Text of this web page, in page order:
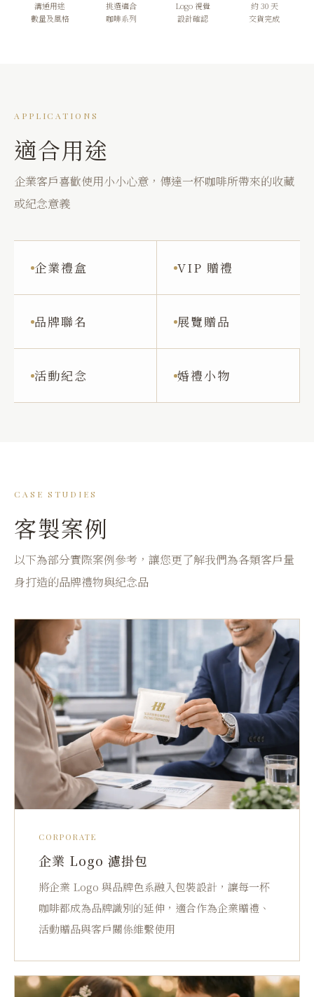
溝通用途
數量及風格
挑選適合
咖啡系列
Logo 視覺
設計確認
約 30 天
交貨完成
APPLICATIONS
適合用途
企業客戶喜歡使用小小心意，傳達一杯咖啡所帶來的收藏
或紀念意義
企業禮盒 VIP 贈禮
品牌聯名 展覽贈品
活動紀念 婚禮小物
CASE STUDIES
客製案例
以下為部分實際案例參考，讓您更了解我們為各類客戶量
身打造的品牌禮物與紀念品
CORPORATE
企業 Logo 濾掛包
將企業 Logo 與品牌色系融入包裝設計，讓每一杯
咖啡都成為品牌識別的延伸，適合作為企業贈禮、
活動贈品與客戶關係維繫使用